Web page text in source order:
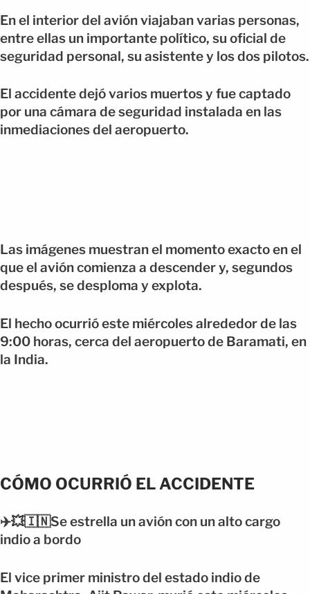
En el interior del avión viajaban varias personas,
entre ellas un importante político, su oficial de
seguridad personal, su asistente y los dos pilotos.
El accidente dejó varios muertos y fue captado
por una cámara de seguridad instalada en las
inmediaciones del aeropuerto.
Las imágenes muestran el momento exacto en el
que el avión comienza a descender y, segundos
después, se desploma y explota.
El hecho ocurrió este miércoles alrededor de las
9:00 horas, cerca del aeropuerto de Baramati, en
la India.
CÓMO OCURRIÓ EL ACCIDENTE
✈️💥🇮🇳Se estrella un avión con un alto cargo
indio a bordo
El vice primer ministro del estado indio de